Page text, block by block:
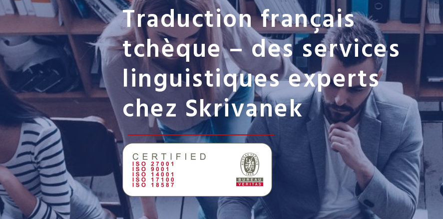
Traduction français
tchèque – des services
linguistiques experts
chez Skrivanek